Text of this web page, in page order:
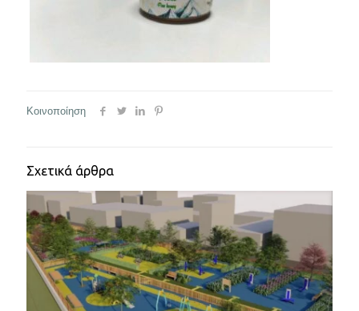
Κοινοποίηση
Σχετικά άρθρα